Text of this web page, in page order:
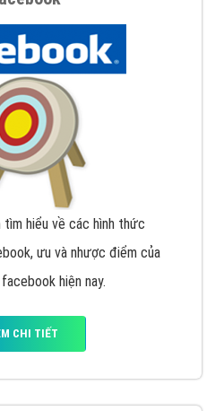
hiểu về các hình thức
ưu và nhược điểm của
hiện nay.
CHI TIẾT